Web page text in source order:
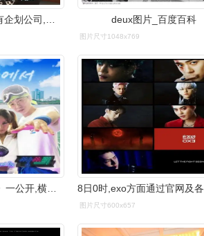
deux图片_百度百科
图片尺寸1048x769
ssak3的《在夏天里》一公开,横扫音源榜单
图片尺寸600x657